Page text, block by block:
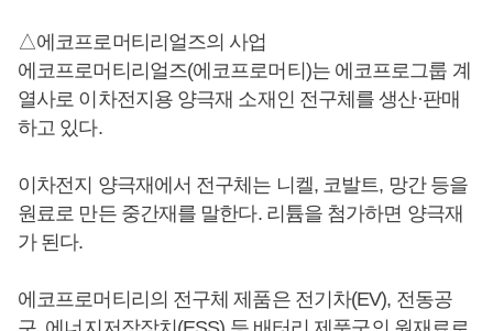
△에코프로머티리얼즈의 사업
에코프로머티리얼즈(에코프로머티)는 에코프로그룹 계
열사로 이차전지용 양극재 소재인 전구체를 생산·판매
하고 있다.
이차전지 양극재에서 전구체는 니켈, 코발트, 망간 등을
원료로 만든 중간재를 말한다. 리튬을 첨가하면 양극재
가 된다.
에코프로머티리의 전구체 제품은 전기차(EV), 전동공